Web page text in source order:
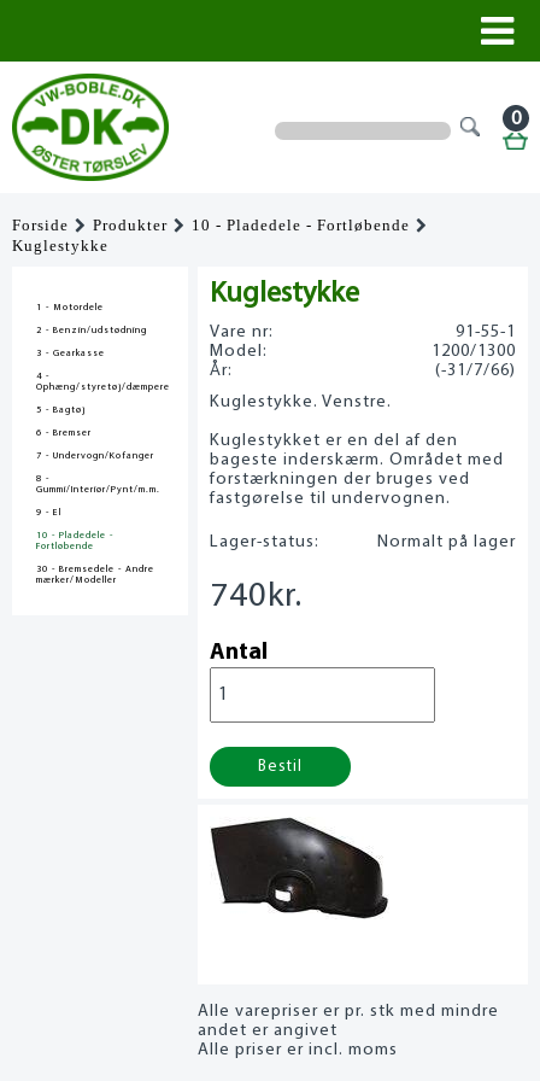
0
Forside Produkter
10 - Pladedele - Fortløbende
Kuglestykke
1 - Motordele
2 - Benzin/udstødning
3 - Gearkasse
4 -
Ophæng/styretøj/dæmpere
5 - Bagtøj
6 - Bremser
7 - Undervogn/Kofanger
8 -
Gummi/Interiør/Pynt/m.m.
9 - El
10 - Pladedele -
Fortløbende
30 - Bremsedele - Andre
mærker/Modeller
Kuglestykke
Vare nr:
91-55-1
Model:
1200/1300
År:
(-31/7/66)
Kuglestykke. Venstre.
Kuglestykket er en del af den
bageste inderskærm. Området med
forstærkningen der bruges ved
fastgørelse til undervognen.
Lager-status: Normalt på lager
740kr.
Antal
Bestil
Alle varepriser er pr. stk med mindre
andet er angivet
Alle priser er incl. moms